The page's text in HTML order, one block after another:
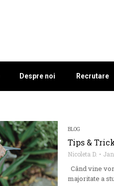
Despre noi Recrutare
BLOG
Tips &
Nicoleta D.
Când vine
majoritate a